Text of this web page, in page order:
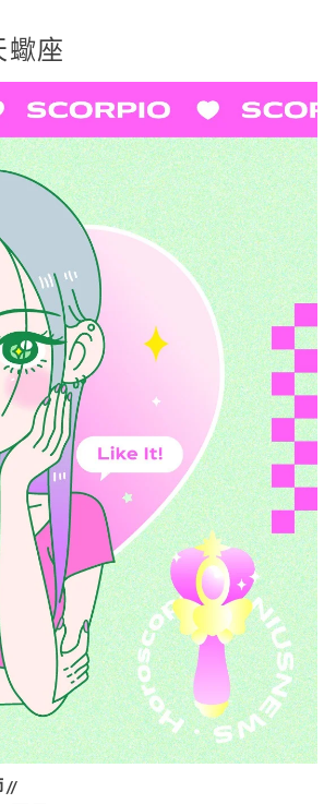
蠍座
//